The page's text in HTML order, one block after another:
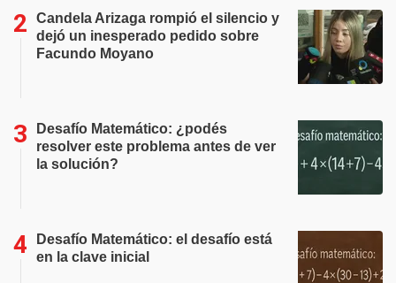
Candela Arizaga rompió el silencio y
dejó un inesperado pedido sobre
Facundo Moyano
Desafío Matemático: ¿podés
resolver este problema antes de ver
la solución?
Desafío Matemático: el desafío está
en la clave inicial